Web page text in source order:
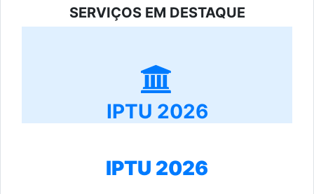
SERVIÇOS EM DESTAQUE
IPTU 2026
IPTU 2026